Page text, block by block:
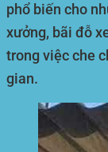
phổ biến cho
xưởng, bãi đỗ
trong việc che
gian.